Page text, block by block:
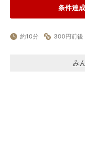
条件達
約10分 300円前後
み